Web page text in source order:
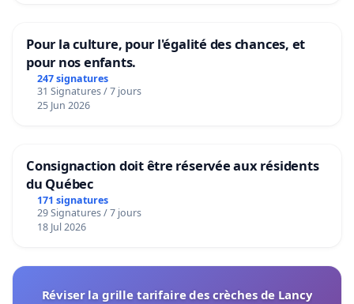
Pour la culture, pour l'égalité des chances, et
pour nos enfants.
247 signatures
31 Signatures / 7 jours
25 Jun 2026
Consignaction doit être réservée aux résidents
du Québec
171 signatures
29 Signatures / 7 jours
18 Jul 2026
Réviser la grille tarifaire des crèches de Lancy